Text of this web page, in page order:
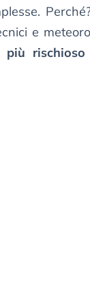
e
più rischioso